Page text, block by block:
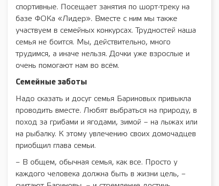
спортивные. Посещает занятия по шорт-треку на
базе ФОКа «Лидер». Вместе с ним мы также
участвуем в семейных конкурсах. Трудностей наша
семья не боится. Мы, действительно, много
трудимся, а иначе нельзя. Дочки уже взрослые и
очень помогают нам во всём.
Семейные заботы
Надо сказать и досуг семья Бариновых привыкла
проводить вместе. Любят выбраться на природу, в
поход за грибами и ягодами, зимой – на лыжах или
на рыбалку. К этому увлечению своих домочадцев
приобщил глава семьи.
– В общем, обычная семья, как все. Просто у
каждого человека должна быть в жизни цель, –